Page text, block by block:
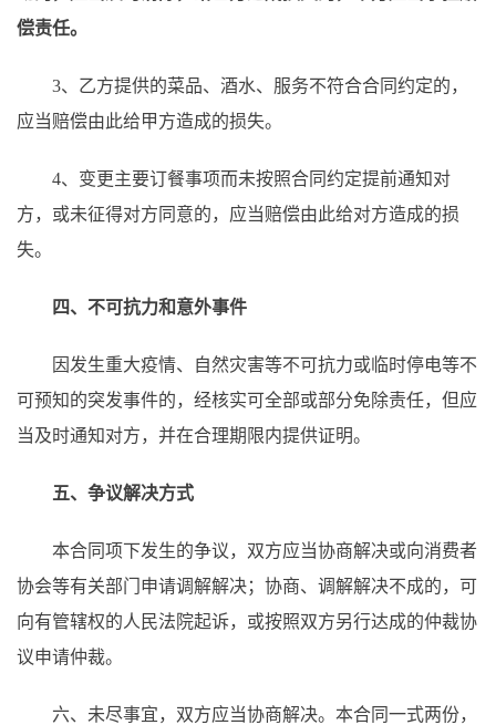
偿责任。
3、乙方提供的菜品、酒水、服务不符合合同约定的，
应当赔偿由此给甲方造成的损失。
4、变更主要订餐事项而未按照合同约定提前通知对
方，或未征得对方同意的，应当赔偿由此给对方造成的损
失。
四、不可抗力和意外事件
因发生重大疫情、自然灾害等不可抗力或临时停电等不
可预知的突发事件的，经核实可全部或部分免除责任，但应
当及时通知对方，并在合理期限内提供证明。
五、 争议解决方式
本合同项下发生的争议，双方应当协商解决或向消费者
协会等有关部门申请调解解决；协商、调解解决不成的，可
向有管辖权的人民法院起诉，或按照双方另行达成的仲裁协
议申请仲裁。
六、未尽事宜，双方应当协商解决。本合同一式两份，